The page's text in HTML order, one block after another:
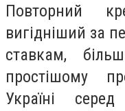
Повторний
вигідніший за
ставкам,
простішому
Україні